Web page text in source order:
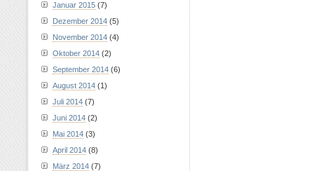
Januar 2015 (7)
Dezember 2014 (5)
November 2014 (4)
Oktober 2014 (2)
September 2014 (6)
August 2014 (1)
Juli 2014 (7)
Juni 2014 (2)
Mai 2014 (3)
April 2014 (8)
März 2014 (7)